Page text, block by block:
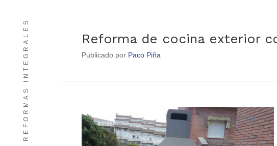
REFORMAS INTEGRALES Reforma de cocina exterior
Publicado por Paco Piña